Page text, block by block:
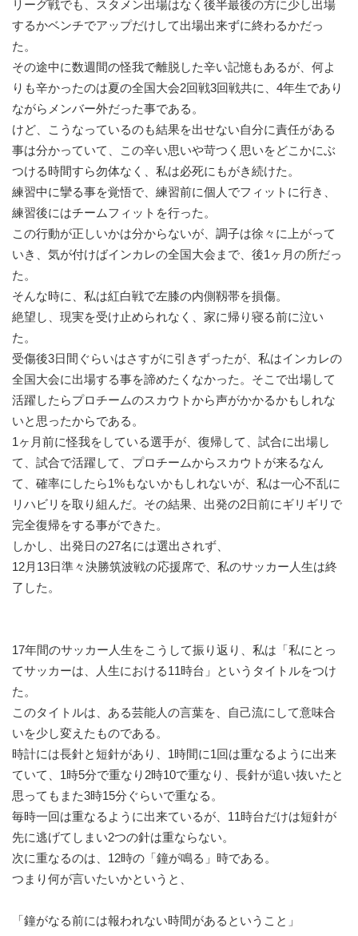
リーグ戦でも、スタメン出場はなく後半最後の方に少し出場
するかベンチでアップだけして出場出来ずに終わるかだっ
た。
その途中に数週間の怪我で離脱した辛い記憶もあるが、何よ
りも辛かったのは夏の全国大会2回戦3回戦共に、4年生であり
ながらメンバー外だった事である。
けど、こうなっているのも結果を出せない自分に責任がある
事は分かっていて、この辛い思いや苛つく思いをどこかにぶ
つける時間すら勿体なく、私は必死にもがき続けた。
練習中に攣る事を覚悟で、練習前に個人でフィットに行き、
練習後にはチームフィットを行った。
この行動が正しいかは分からないが、調子は徐々に上がって
いき、気が付けばインカレの全国大会まで、後1ヶ月の所だっ
た。
そんな時に、私は紅白戦で左膝の内側靱帯を損傷。
絶望し、現実を受け止められなく、家に帰り寝る前に泣い
た。
受傷後3日間ぐらいはさすがに引きずったが、私はインカレの
全国大会に出場する事を諦めたくなかった。そこで出場して
活躍したらプロチームのスカウトから声がかかるかもしれな
いと思ったからである。
1ヶ月前に怪我をしている選手が、復帰して、試合に出場し
て、試合で活躍して、プロチームからスカウトが来るなん
て、確率にしたら1%もないかもしれないが、私は一心不乱に
リハビリを取り組んだ。その結果、出発の2日前にギリギリで
完全復帰をする事ができた。
しかし、出発日の27名には選出されず、
12月13日準々決勝筑波戦の応援席で、私のサッカー人生は終
了した。
17年間のサッカー人生をこうして振り返り、私は「私にとっ
てサッカーは、人生における11時台」というタイトルをつけ
た。
このタイトルは、ある芸能人の言葉を、自己流にして意味合
いを少し変えたものである。
時計には長針と短針があり、1時間に1回は重なるように出来
ていて、1時5分で重なり2時10で重なり、長針が追い抜いたと
思ってもまた3時15分ぐらいで重なる。
毎時一回は重なるように出来ているが、11時台だけは短針が
先に逃げてしまい2つの針は重ならない。
次に重なるのは、12時の「鐘が鳴る」時である。
つまり何が言いたいかというと、
「鐘がなる前には報われない時間があるということ」